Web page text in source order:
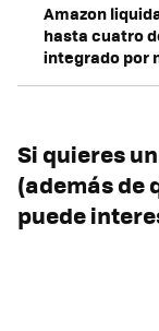
Amazon
hasta cuatro
integrado por
Si quieres
(además de
puede